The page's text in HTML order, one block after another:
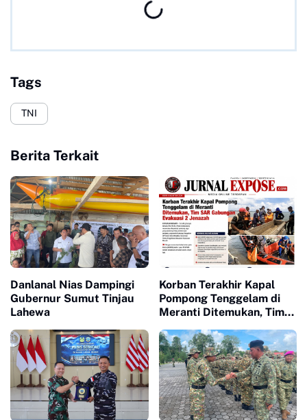
Tags
TNI
Berita Terkait
Danlanal Nias Dampingi
Gubernur Sumut Tinjau
Lahewa
Korban Terakhir Kapal
Pompong Tenggelam di
Meranti Ditemukan, Tim
Jenazah